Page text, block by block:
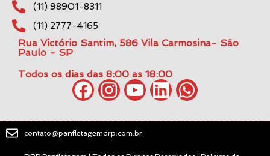
(11) 98901-8311
(11) 2777-4165
Rua Victório Santim, 586 Vila Carmosina- São
Paulo - SP
Todos os dias das 8:00 as 18:00
contato@panfletagemdrp.com.br